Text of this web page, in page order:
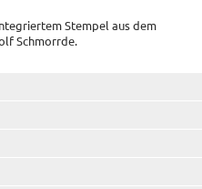
Stempel aus dem
Schmorrde.